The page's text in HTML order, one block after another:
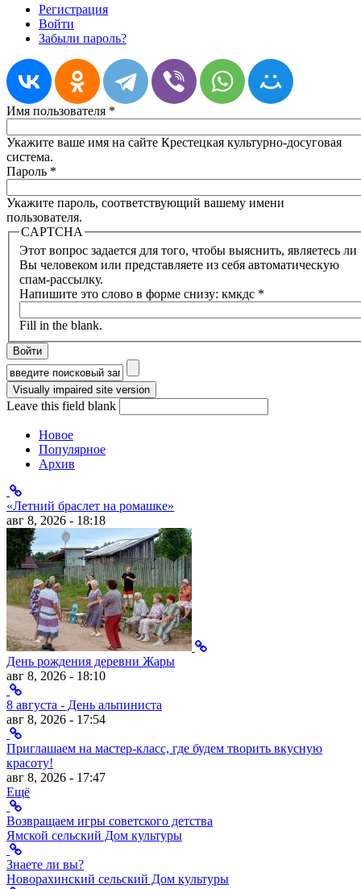
Главные вкладки
Регистрация
Войти
Забыли пароль?
Имя пользователя *
Укажите ваше имя на сайте Крестецкая культурно-досуговая
система.
Пароль *
Укажите пароль, соответствующий вашему имени
пользователя.
CAPTCHA
Этот вопрос задается для того, чтобы выяснить, являетесь ли
Вы человеком или представляете из себя автоматическую
спам-рассылку.
Напишите это слово в форме снизу: кмкдс *
Fill in the blank.
Форма поиска
Leave this field blank
Новое
Популярное
Архив
«Летний браслет на ромашке»
авг 8, 2026 - 18:18
День рождения деревни Жары
авг 8, 2026 - 18:10
8 августа - День альпиниста
авг 8, 2026 - 17:54
Приглашаем на мастер-класс, где будем творить вкусную
красоту!
авг 8, 2026 - 17:47
Ещё
Возвращаем игры советского детства
Ямской сельский Дом культуры
Знаете ли вы?
Новорахинский сельский Дом культуры